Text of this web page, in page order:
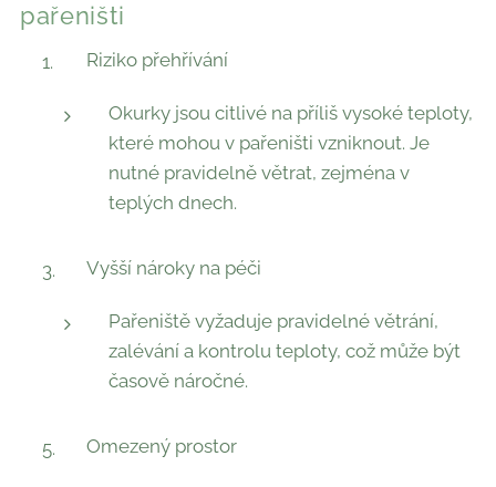
pařeništi
Riziko přehřívání
Okurky jsou citlivé na příliš vysoké teploty,
které mohou v pařeništi vzniknout. Je
nutné pravidelně větrat, zejména v
teplých dnech.
Vyšší nároky na péči
Pařeniště vyžaduje pravidelné větrání,
zalévání a kontrolu teploty, což může být
časově náročné.
Omezený prostor